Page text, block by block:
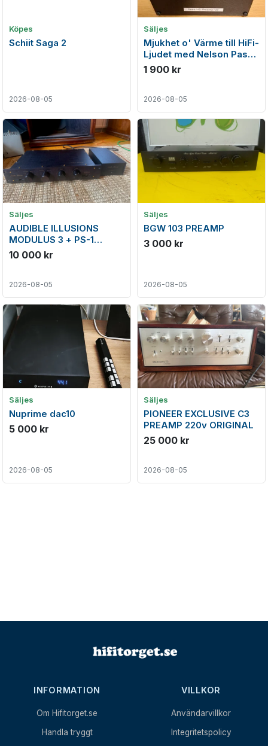
Köpes
Schiit Saga 2
2026-08-05
Säljes
Mjukhet o' Värme till HiFi-
Ljudet med Nelson Pass
H2 Harmonic Generator.
1 900 kr
2026-08-05
Säljes
AUDIBLE ILLUSIONS
MODULUS 3 + PS-1
power
10 000 kr
2026-08-05
Säljes
BGW 103 PREAMP
3 000 kr
2026-08-05
Säljes
Nuprime dac10
5 000 kr
2026-08-05
Säljes
PIONEER EXCLUSIVE C3
PREAMP 220v ORIGINAL
25 000 kr
2026-08-05
INFORMATION
Om Hifitorget.se
Handla tryggt
VILLKOR
Användarvillkor
Integritetspolicy